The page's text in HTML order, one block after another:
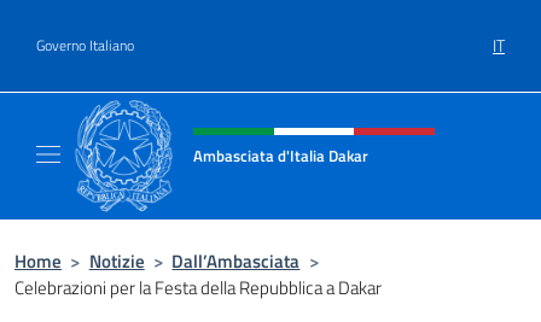
Governo Italiano IT
Intestazione sito, social e menù
Ambasciata d'Italia Dakar
Home > Notizie > Dall’Ambasciata >
Celebrazioni per la Festa della Repubblica a Dakar